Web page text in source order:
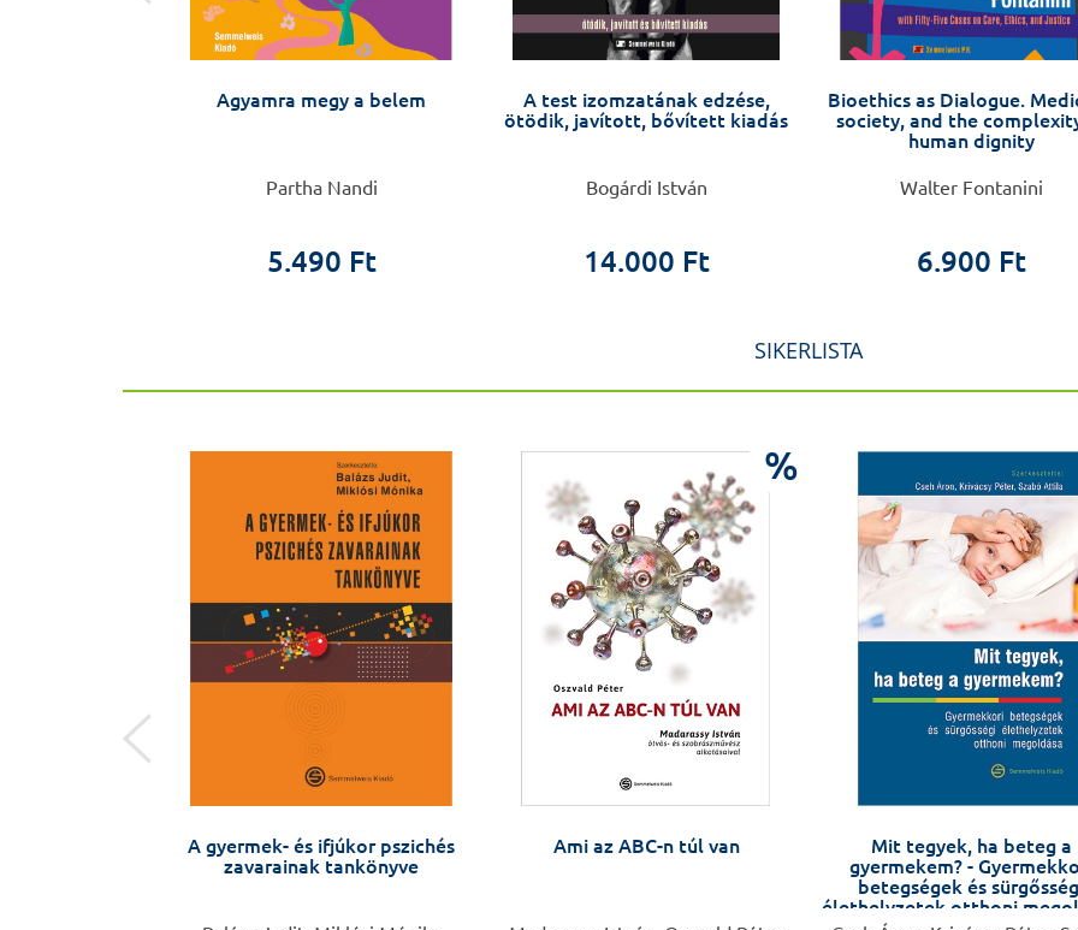
Agyamra megy a belem
Partha Nandi
5.490 Ft
A test izomzatának edzése,
ötödik, javított, bővített kiadás
Bogárdi István
14.000 Ft
Bioethics as Dialogue.
society, and the
human dignity
Walter Fontanini
6.900 Ft
SIKERLISTA
A gyermek- és ifjúkor pszichés
zavarainak tankönyve
%
Ami az ABC-n túl van
Mit tegyek, ha beteg a
gyermekem? -
betegségek és
élethelyzetek otthoni